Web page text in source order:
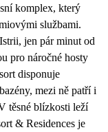
komplex, který
službami.
jen pár minut od
pro náročné hosty
disponuje
mezi ně patří i
těsné blízkosti leží
& Residences je